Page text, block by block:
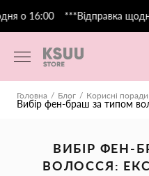
о 16:00 ***Відправка
Головна Блог Корисні
Вибір фен-браш за типом
ВИБІР ФЕН-
ВОЛОССЯ: